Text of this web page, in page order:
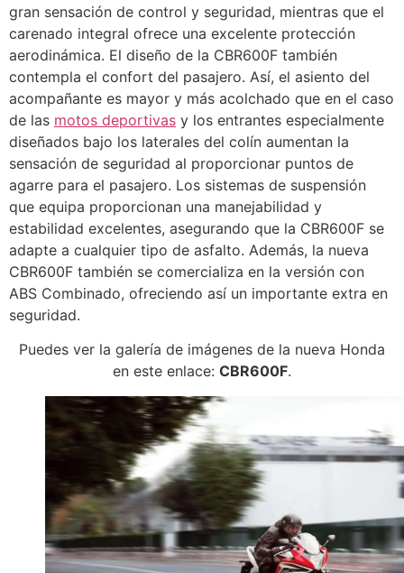
gran sensación de control y seguridad, mientras que el
carenado integral ofrece una excelente protección
aerodinámica. El diseño de la CBR600F también
contempla el confort del pasajero. Así, el asiento del
acompañante es mayor y más acolchado que en el caso
de las motos deportivas y los entrantes especialmente
diseñados bajo los laterales del colín aumentan la
sensación de seguridad al proporcionar puntos de
agarre para el pasajero. Los sistemas de suspensión
que equipa proporcionan una manejabilidad y
estabilidad excelentes, asegurando que la CBR600F se
adapte a cualquier tipo de asfalto. Además, la nueva
CBR600F también se comercializa en la versión con
ABS Combinado, ofreciendo así un importante extra en
seguridad.
Puedes ver la galería de imágenes de la nueva Honda
en este enlace: CBR600F.